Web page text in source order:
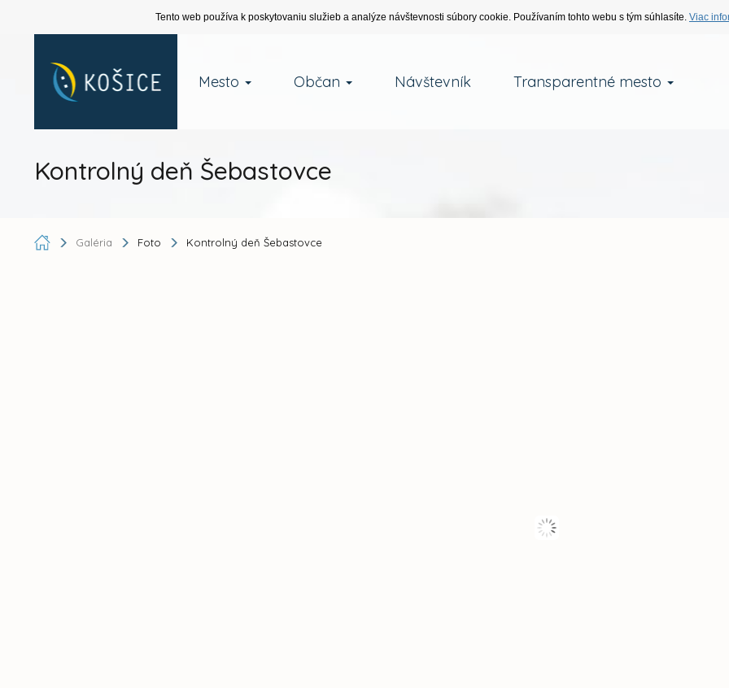
Tento web používa k poskytovaniu služieb a analýze návštevnosti súbory cookie. Používaním tohto webu s tým súhlasíte. Viac
Mesto Občan Návštevník Transparentné mesto
Kontrolný deň Šebastovce
Galéria Foto Kontrolný deň Šebastovce